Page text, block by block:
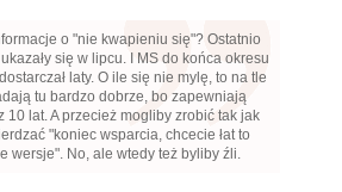
o "nie kwapieniu się"? Ostatnio
się w lipcu. I MS do końca okresu
laty. O ile się nie mylę, to na tle
tu bardzo dobrze, bo zapewniają
10 lat. A przecież mogliby zrobić tak jak
"koniec wsparcia, chcecie łat to
wersje". No, ale wtedy też byliby źli.